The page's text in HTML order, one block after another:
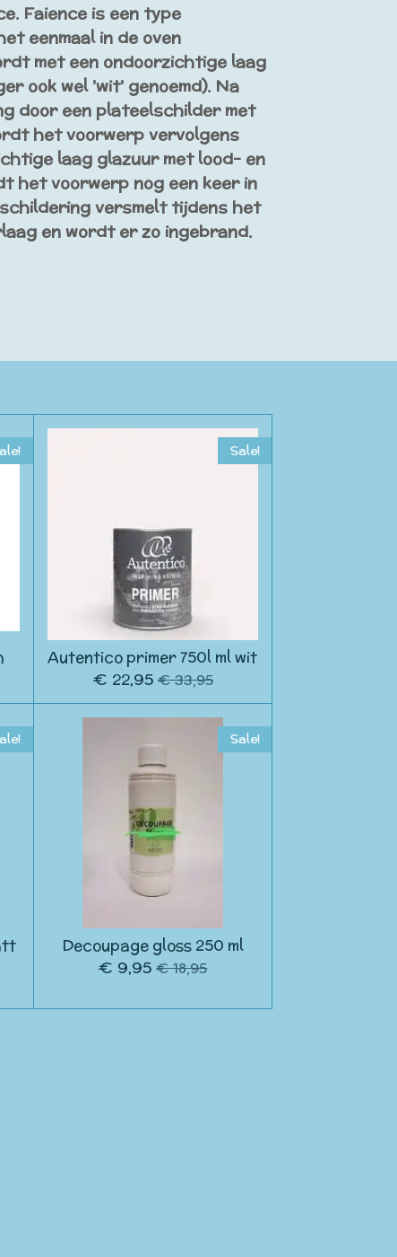
Faience is een type
eenmaal in de oven
met een ondoorzichtige laag
ook wel 'wit' genoemd). Na
door een plateelschilder met
het voorwerp vervolgens
laag glazuur met lood- en
het voorwerp nog een keer in
versmelt tijdens het
en wordt er zo ingebrand.
Sale!
Autentico primer 750l ml wit
€ 22,95 € 33,95
Sale!
Decoupage gloss 250 ml
€ 9,95 € 18,95